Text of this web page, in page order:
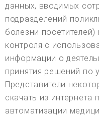
данных, вводимых
подразделений
болезни
контроля с
информации о
принятия решений по
Представители
скачать из интернета
автоматизации